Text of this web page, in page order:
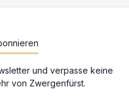
und verpasse keine
von Zwergenfürst.